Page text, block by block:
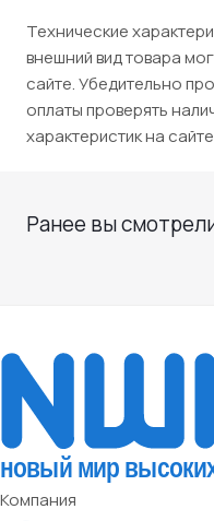
Технические
внешний вид товара
сайте. Убедительно
оплаты проверять
характеристик на
Ранее вы
Компания